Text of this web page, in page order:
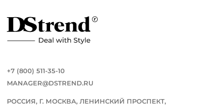
+7 (800) 511-35-10
MANAGER@DSTREND.RU
РОССИЯ, Г. МОСКВА, ЛЕНИНСКИЙ ПРОСПЕКТ,